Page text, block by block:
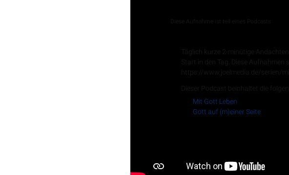
Diese Aufnahme ist teil eines Podcasts
Täglich kurze 2-minütige
Start in den Tag. Diese Aufnahmen
https://www.joelmedia.de/serien/
Dieser Podcast beinhaltet die
Mit Gott Leben
Gott auf (m)einer Seite
war, um Petrus‘ Vorurteile gegenüber Heiden